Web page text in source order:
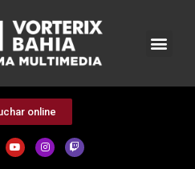
online